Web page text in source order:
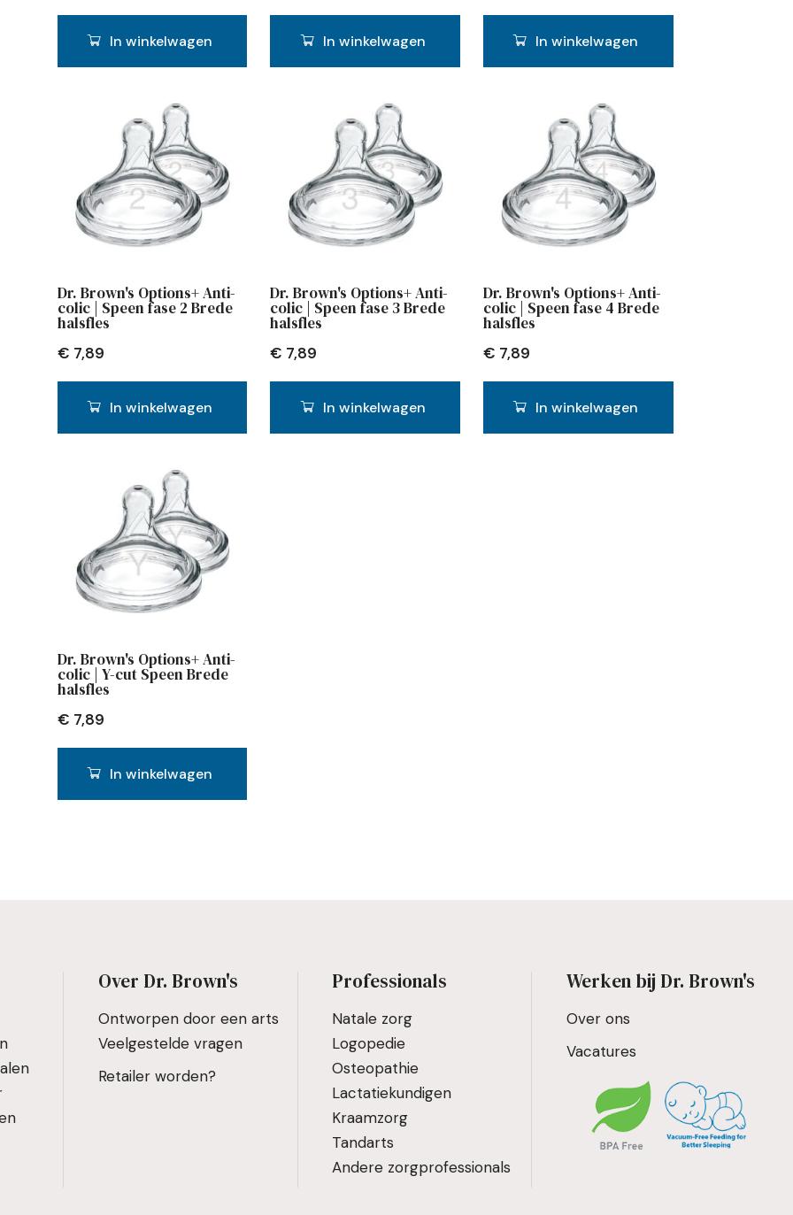
In winkelwagen In winkelwagen In winkelwagen
Dr. Brown's Options+ Anti-
colic | Speen fase 2 Brede
halsfles
€ 7,89
In winkelwagen
Dr. Brown's Options+ Anti-
colic | Speen fase 3 Brede
halsfles
€ 7,89
In winkelwagen
Dr. Brown's Options+ Anti-
colic | Speen fase 4 Brede
halsfles
€ 7,89
In winkelwagen
Dr. Brown's Options+ Anti-
colic | Y-cut Speen Brede
halsfles
€ 7,89
In winkelwagen
Over Dr. Brown's
Ontworpen door een arts
Veelgestelde vragen
Retailer worden?
Professionals
Natale zorg
Logopedie
Osteopathie
Lactatiekundigen
Kraamzorg
Tandarts
Andere zorgprofessionals
Werken bij Dr. Brown's
Over ons
Vacatures